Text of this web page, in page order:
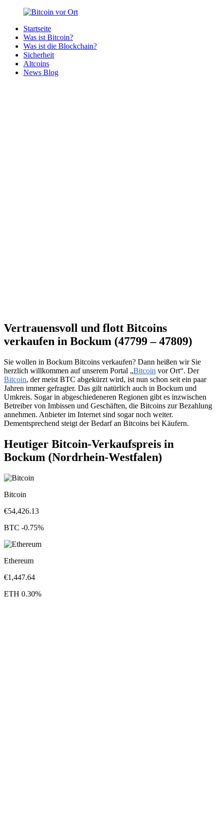
Zurück
Inhalt
Bitcoin
Bitcoins
deiner
Region
Startseite
Was ist Bitcoin?
Was ist die Blockchain?
Sicherheit
Altcoins
News Blog
Vertrauensvoll und flott Bitcoins
verkaufen in Bockum (47799 – 47809)
Sie wollen in Bockum Bitcoins verkaufen? Dann heißen wir Sie
herzlich willkommen auf unserem Portal „Bitcoin vor Ort“. Der
Bitcoin, der meist BTC abgekürzt wird, ist nun schon seit ein paar
Jahren immer gefragter. Das gilt natürlich auch in Bockum und
Umkreis. Sogar in abgeschiedeneren Regionen gibt es inzwischen
Betreiber von Imbissen und Geschäften, die Bitcoins zur Bezahlung
annehmen. Anbieter im Internet sind sogar noch weiter.
Dementsprechend steigt der Bedarf an Bitcoins bei Käufern.
Heutiger Bitcoin-Verkaufspreis in
Bockum (Nordrhein-Westfalen)
Bitcoin
€54,426.13
BTC -0.75%
Ethereum
€1,447.64
ETH 0.30%